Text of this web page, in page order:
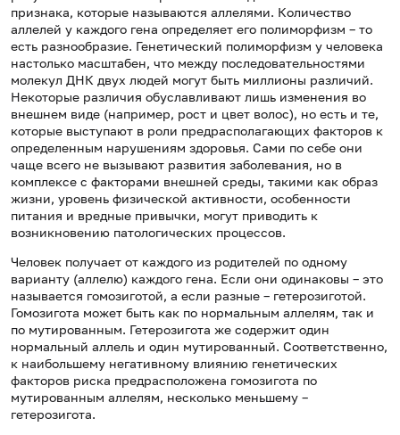
признака, которые называются аллелями. Количество
аллелей у каждого гена определяет его полиморфизм – то
есть разнообразие. Генетический полиморфизм у человека
настолько масштабен, что между последовательностями
молекул ДНК двух людей могут быть миллионы различий.
Некоторые различия обуславливают лишь изменения во
внешнем виде (например, рост и цвет волос), но есть и те,
которые выступают в роли предрасполагающих факторов к
определенным нарушениям здоровья. Сами по себе они
чаще всего не вызывают развития заболевания, но в
комплексе с факторами внешней среды, такими как образ
жизни, уровень физической активности, особенности
питания и вредные привычки, могут приводить к
возникновению патологических процессов.
Человек получает от каждого из родителей по одному
варианту (аллелю) каждого гена. Если они одинаковы – это
называется гомозиготой, а если разные – гетерозиготой.
Гомозигота может быть как по нормальным аллелям, так и
по мутированным. Гетерозигота же содержит один
нормальный аллель и один мутированный. Соответственно,
к наибольшему негативному влиянию генетических
факторов риска предрасположена гомозигота по
мутированным аллелям, несколько меньшему –
гетерозигота.